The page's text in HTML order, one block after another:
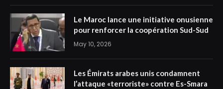
Le Maroc lance une initiative onusienne
pour renforcer la coopération Sud-Sud
May 10, 2026
Les Émirats arabes unis condamnent
l’attaque «terroriste» contre Es-Smara